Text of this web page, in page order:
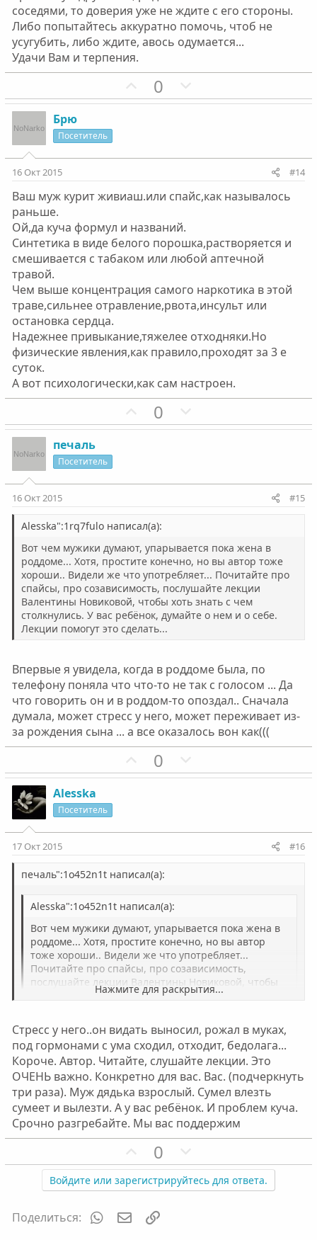
соседями, то доверия уже не ждите с его стороны.
Либо попытайтесь аккуратно помочь, чтоб не
усугубить, либо ждите, авось одумается...
Удачи Вам и терпения.
П
о
т
н
ы
й
г
л
о
0
е
т
н
й
г
л
о
Брю
Посетитель
16 Окт 2015 #14
Ваш муж курит живиаш.или спайс,как называлось
раньше.
Ой,да куча формул и названий.
Синтетика в виде белого порошка,растворяется и
смешивается с табаком или любой аптечной
травой.
Чем выше концентрация самого наркотика в этой
траве,сильнее отравление,рвота,инсульт или
остановка сердца.
Надежнее привыкание,тяжелее отходняки.Но
физические явления,как правило,проходят за 3 е
суток.
А вот психологически,как сам настроен.
П
о
т
н
ы
й
г
о
л
о
0
е
т
ы
й
г
о
л
печаль
Посетитель
16 Окт 2015 #15
Alesska":1rq7fulo написал(а):
Вот чем мужики думают, упарывается пока жена в
роддоме... Хотя, простите конечно, но вы автор тоже
хороши.. Видели же что употребляет... Почитайте про
спайсы, про созависимость, послушайте лекции
Валентины Новиковой, чтобы хоть знать с чем
столкнулись. У вас ребёнок, думайте о нем и о себе.
Лекции помогут это сделать...
Впервые я увидела, когда в роддоме была, по
телефону поняла что что-то не так с голосом ... Да
что говорить он и в роддом-то опоздал.. Сначала
думала, может стресс у него, может переживает из-
за рождения сына ... а все оказалось вон как(((
П
о
т
н
й
г
о
л
о
с
0
е
т
г
о
л
о
с
Alesska
Посетитель
17 Окт 2015 #16
печаль":1o452n1t написал(а):
Alesska":1o452n1t написал(а):
Вот чем мужики думают, упарывается пока жена в
роддоме... Хотя, простите конечно, но вы автор
тоже хороши.. Видели же что употребляет...
Почитайте про спайсы, про созависимость,
послушайте лекции Валентины Новиковой, чтобы
хоть знать с чем столкнулись. У вас ребёнок,
Впервые я увидела, когда в роддоме была, по телефону
поняла что что-то не так с голосом ... Да что говорить
он и в роддом-то опоздал.. Сначала думала, может
стресс у него, может переживает из-за рождения сына
... а все оказалось вон как(((
Нажмите для раскрытия...
Стресс у него..он видать выносил, рожал в муках,
под гормонами с ума сходил, отходит, бедолага...
Короче. Автор. Читайте, слушайте лекции. Это
ОЧЕНЬ важно. Конкретно для вас. Вас. (подчеркнуть
три раза). Муж дядька взрослый. Сумел влезть
сумеет и вылезти. А у вас ребёнок. И проблем куча.
Срочно разгребайте. Мы вас поддержим
П
о
з
т
0
е
г
Войдите или зарегистрируйтесь для ответа.
Поделиться: WhatsAppЭлектронная почта